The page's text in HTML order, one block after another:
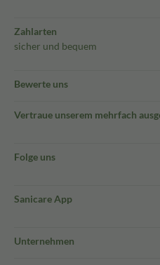
Zahlarten
sicher und bequem
Bewerte uns
Vertraue unserem mehrfach
Folge uns
Sanicare App
Unternehmen